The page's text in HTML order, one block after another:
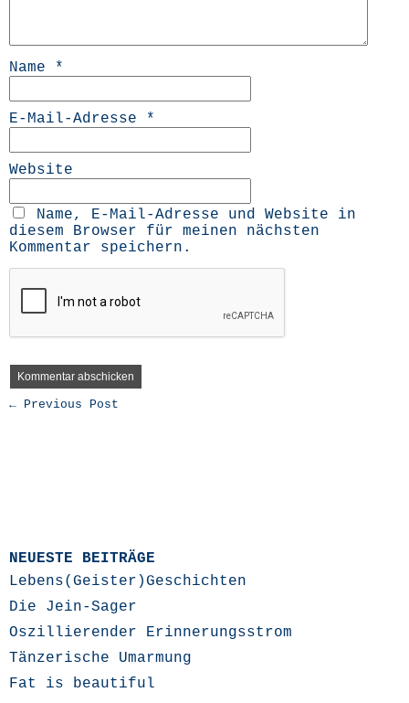
Name *
E-Mail-Adresse *
Website
Name, E-Mail-Adresse und Website in
diesem Browser für meinen nächsten
Kommentar speichern.
← Previous Post
NEUESTE BEITRÄGE
Lebens(Geister)Geschichten
Die Jein-Sager
Oszillierender Erinnerungsstrom
Tänzerische Umarmung
Fat is beautiful